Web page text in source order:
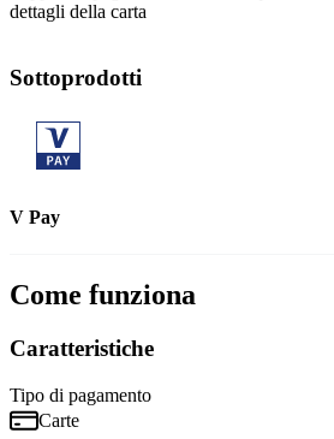
dettagli della carta
Sottoprodotti
V Pay
Come funziona
Caratteristiche
Tipo di pagamento
Carte